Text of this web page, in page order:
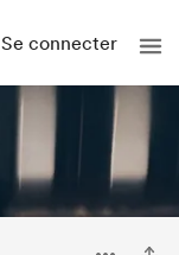
Se connecter